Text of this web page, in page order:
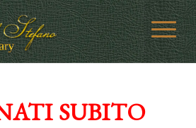
SUBITO